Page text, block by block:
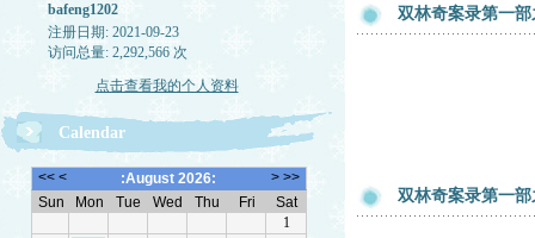
bafeng1202
注册日期: 2021-09-23
访问总量: 2,292,566 次
点击查看我的个人资料
Calendar
双林奇案录第一
双林奇案录第一